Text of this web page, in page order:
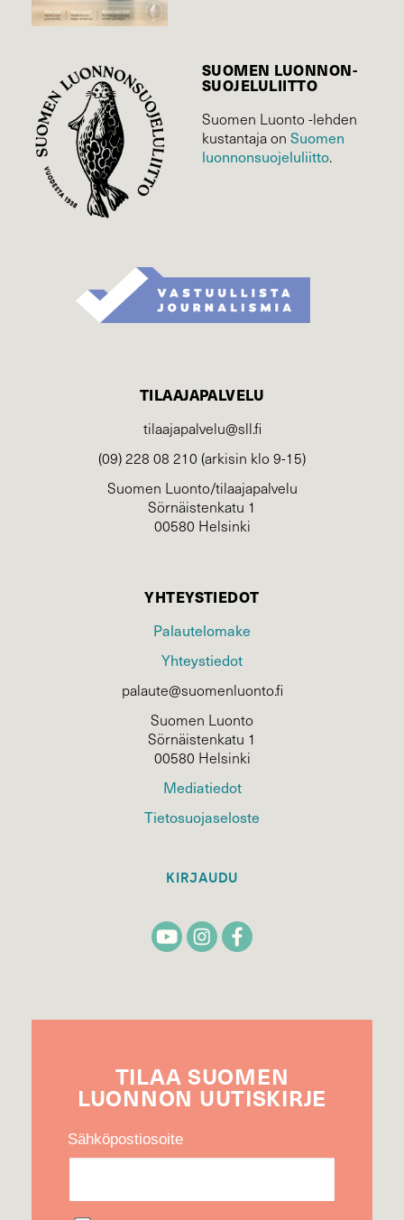
SUOMEN LUONNON­
SUOJELU­LIITTO
Suomen Luonto -lehden
kustantaja on Suomen
luonnonsuojelu­liitto.
TILAAJAPALVELU
tilaajapalvelu@sll.fi
(09) 228 08 210 (arkisin klo 9-15)
Suomen Luonto/tilaajapalvelu
Sörnäistenkatu 1
00580 Helsinki
YHTEYSTIEDOT
Palautelomake
Yhteystiedot
palaute@suomenluonto.fi
Suomen Luonto
Sörnäistenkatu 1
00580 Helsinki
Mediatiedot
Tietosuojaseloste
KIRJAUDU
TILAA SUOMEN
LUONNON UUTIS­KIRJE
Sähköpostiosoite